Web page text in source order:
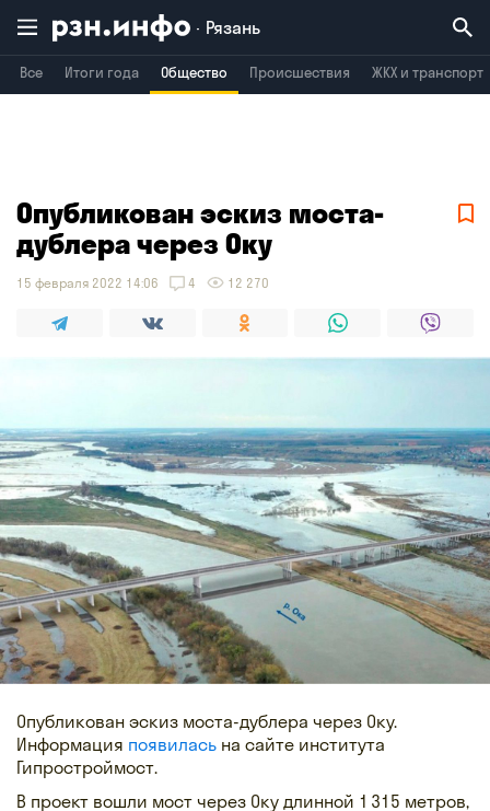
Рязань
Все Итоги года Общество Происшествия ЖКХ и транспорт
Воронеж Брянск
Опубликован эскиз моста-
дублера через Оку
15 февраля 2022 14:06 4 12 270
Опубликован эскиз моста-дублера через Оку.
Информация появилась на сайте института
Гипростроймост.
В проект вошли мост через Оку длинной 1 315 метров,